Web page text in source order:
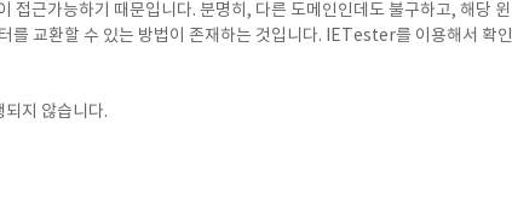
가능하기 때문입니다. 분명히, 다른 도메인인데도 불구하고, 해당 윈
를 교환할 수 있는 방법이 존재하는 것입니다. IETester를 이용해서 확인
지 않습니다.